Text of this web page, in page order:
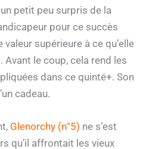
petit peu surpris de la
pour ce succès
valeur supérieure à ce qu’elle
Avant le coup, cela rend les
dans ce quinté+. Son
cadeau.
Glenorchy (n°5) ne s’est
qu’il affrontait les vieux